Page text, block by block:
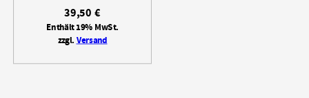
39,50€
Enthält 19% MwSt.
zzgl.Versand